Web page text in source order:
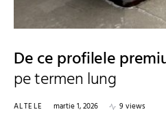
De ce profilele
pe termen lung
ALTELE martie 1, 2026 9 views